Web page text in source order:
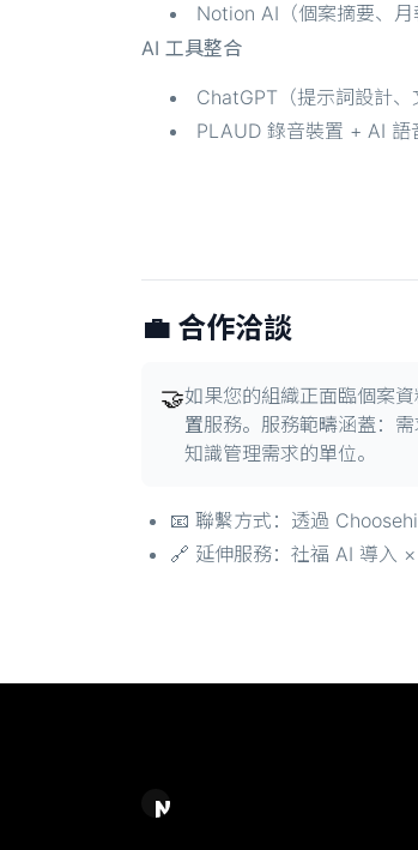
Notion AI（個案摘要、月
AI 工具整合
ChatGPT（提示詞設計、
PLAUD 錄音裝置 + AI 語
💼 合作洽談
🤝如果您的組織正面臨個案
置服務。服務範疇涵蓋：
知識管理需求的單位。
📧 聯繫方式：透過
🔗 延伸服務：社福 AI 導入